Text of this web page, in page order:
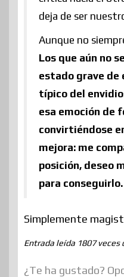
deja de ser
Aunque no
Los que aún no
estado grave de
típico del
esa emoción de
convirtiéndose
mejora: me
posición, deseo
para conseguirlo.
Simplemente
Entrada leída 1807 veces
¿Te ha gustado?